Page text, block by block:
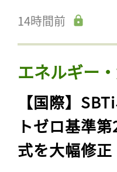
14時間前
エネルギー
【国際】
トゼロ基準
式を大幅修正